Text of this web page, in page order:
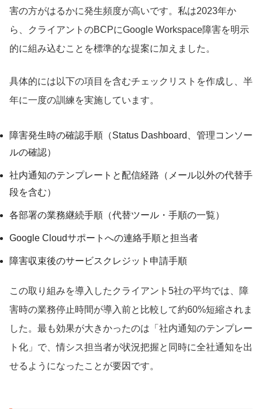
害の方がはるかに発生頻度が高いです。私は2023年か
ら、クライアントのBCPにGoogle Workspace障害を明示
的に組み込むことを標準的な提案に加えました。
具体的には以下の項目を含むチェックリストを作成し、半
年に一度の訓練を実施しています。
障害発生時の確認手順（Status Dashboard、管理コンソー
ルの確認）
社内通知のテンプレートと配信経路（メール以外の代替手
段を含む）
各部署の業務継続手順（代替ツール・手順の一覧）
Google Cloudサポートへの連絡手順と担当者
障害収束後のサービスクレジット申請手順
この取り組みを導入したクライアント5社の平均では、障
害時の業務停止時間が導入前と比較して約60%短縮されま
した。最も効果が大きかったのは「社内通知のテンプレー
ト化」で、情シス担当者が状況把握と同時に全社通知を出
せるようになったことが要因です。